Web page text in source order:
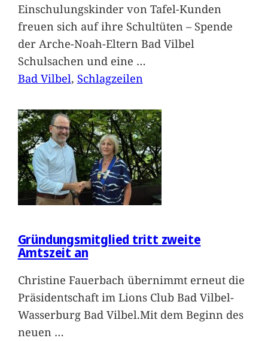
Einschulungskinder von Tafel-Kunden
freuen sich auf ihre Schultüten – Spende
der Arche-Noah-Eltern Bad Vilbel
Schulsachen und eine …
Bad Vilbel, Schlagzeilen
Gründungsmitglied tritt zweite
Amtszeit an
Christine Fauerbach übernimmt erneut die
Präsidentschaft im Lions Club Bad Vilbel-
Wasserburg Bad Vilbel.Mit dem Beginn des
neuen …